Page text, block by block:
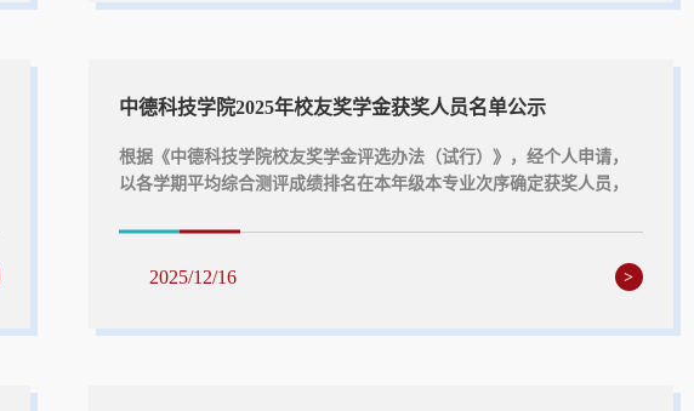
中德科技学院2025年校友奖学金获奖人员名单公示
根据《中德科技学院校友奖学金评选办法（试行）》，经个人申请，
以各学期平均综合测评成绩排名在本年级本专业次序确定获奖人员，
优的原则，共评选出中德科技学院2025年校友奖学金获奖人员20名。
现予以公示，公示日期为12月16日至12月19日。如有异议，请在公示
期内向中德科技学院学工办反映。联系电话：88959131办公地点：中
2025/12/16 >